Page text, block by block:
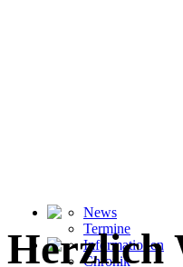
News
Termine
Informationen
Chronik
Herzlich